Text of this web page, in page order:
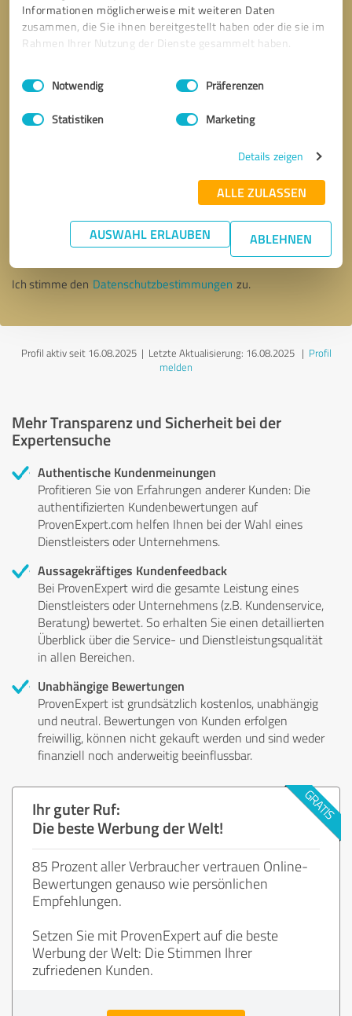
Informationen möglicherweise mit weiteren Daten
zusammen, die Sie ihnen bereitgestellt haben oder die sie im
Rahmen Ihrer Nutzung der Dienste gesammelt haben.
Impressum Datenschutzbestimmungen
Einwilligungsauswahl
Notwendig Präferenzen
Statistiken Marketing
Details zeigen
ALLE ZULASSEN
AUSWAHL ERLAUBEN ABLEHNEN
* Erforderliche Angaben
Nachricht senden
Ich stimme den Datenschutzbestimmungen zu.
Profil aktiv seit 16.08.2025 | Letzte Aktualisierung: 16.08.2025| Profil
melden
Mehr Transparenz und Sicherheit bei der
Expertensuche
Authentische Kundenmeinungen
Profitieren Sie von Erfahrungen anderer Kunden: Die
authentifizierten Kundenbewertungen auf
ProvenExpert.com helfen Ihnen bei der Wahl eines
Dienstleisters oder Unternehmens.
Aussagekräftiges Kundenfeedback
Bei ProvenExpert wird die gesamte Leistung eines
Dienstleisters oder Unternehmens (z.B. Kundenservice,
Beratung) bewertet. So erhalten Sie einen detaillierten
Überblick über die Service- und Dienstleistungsqualität
in allen Bereichen.
Unabhängige Bewertungen
ProvenExpert ist grundsätzlich kostenlos, unabhängig
und neutral. Bewertungen von Kunden erfolgen
freiwillig, können nicht gekauft werden und sind weder
finanziell noch anderweitig beeinflussbar.
Ihr guter Ruf:
Die beste Werbung der Welt!
85 Prozent aller Verbraucher vertrauen Online-
Bewertungen genauso wie persönlichen
Empfehlungen.
Setzen Sie mit ProvenExpert auf die beste
Werbung der Welt: Die Stimmen Ihrer
zufriedenen Kunden.